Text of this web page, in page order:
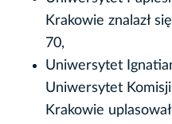
Krakowie znalazł
70,
Uniwersytet
Uniwersytet
Krakowie